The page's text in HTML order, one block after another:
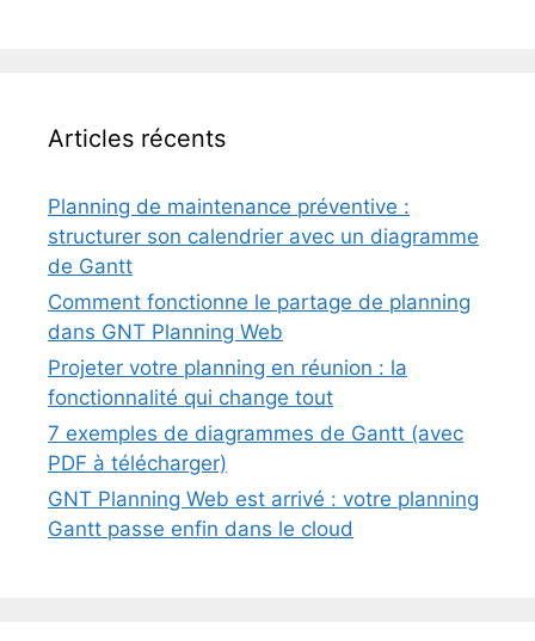
Articles récents
Planning de maintenance préventive :
structurer son calendrier avec un diagramme
de Gantt
Comment fonctionne le partage de planning
dans GNT Planning Web
Projeter votre planning en réunion : la
fonctionnalité qui change tout
7 exemples de diagrammes de Gantt (avec
PDF à télécharger)
GNT Planning Web est arrivé : votre planning
Gantt passe enfin dans le cloud